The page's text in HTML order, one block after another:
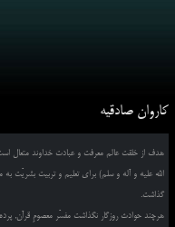
کاروان صادقیه
هدف از خلقت عالم معرفت و عبادت خداوند متعال
الله علیه و آله و سلم) برای تعلیم و تربیت بشریّت
گذاشت.
هرچند حوادث روزگار نگذاشت مفسّر معصومِ قرآن,